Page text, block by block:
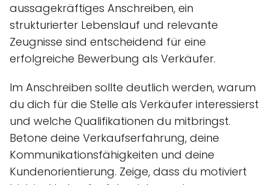
aussagekräftiges Anschreiben, ein
strukturierter Lebenslauf und relevante
Zeugnisse sind entscheidend für eine
erfolgreiche Bewerbung als Verkäufer.
Im Anschreiben sollte deutlich werden, warum
du dich für die Stelle als Verkäufer interessierst
und welche Qualifikationen du mitbringst.
Betone deine Verkaufserfahrung, deine
Kommunikationsfähigkeiten und deine
Kundenorientierung. Zeige, dass du motiviert